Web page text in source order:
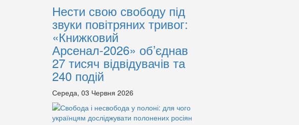
Нести свою свободу під
звуки повітряних тривог:
«Книжковий
Арсенал-2026» об’єднав
27 тисяч відвідувачів та
240 подій
Середа, 03 Червня 2026